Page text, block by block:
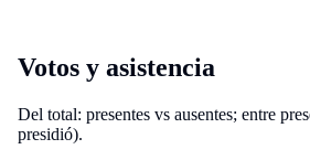
Votos y asistencia
Del total: presentes vs ausentes; entre
presidió).